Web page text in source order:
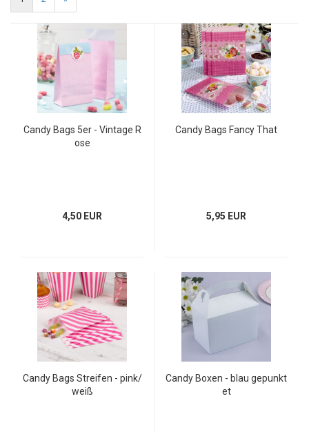
Candy Bags 5er - Vintage R
ose
4,50 EUR
Candy Bags Fancy That
5,95 EUR
Candy Bags Streifen - pink/
weiß
Candy Boxen - blau gepunkt
et